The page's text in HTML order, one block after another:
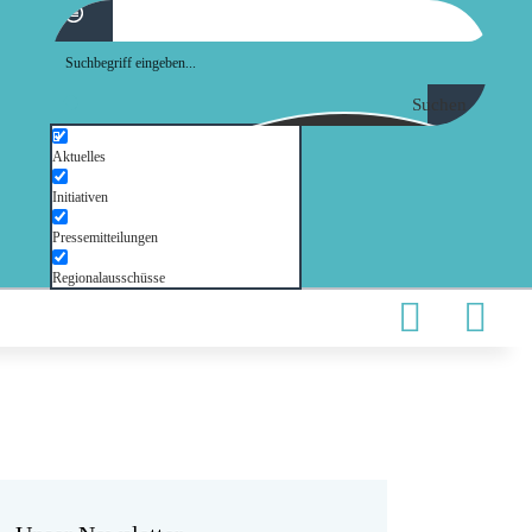
Suchen
Aktuelles
Initiativen
Pressemitteilungen
Regionalausschüsse